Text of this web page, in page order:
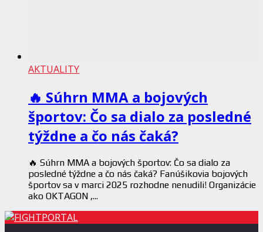
AKTUALITY
🔥 Súhrn MMA a bojových
športov: Čo sa dialo za posledné
týždne a čo nás čaká?
🔥 Súhrn MMA a bojových športov: Čo sa dialo za
posledné týždne a čo nás čaká? Fanúšikovia bojových
športov sa v marci 2025 rozhodne nenudili! Organizácie
ako OKTAGON ,...